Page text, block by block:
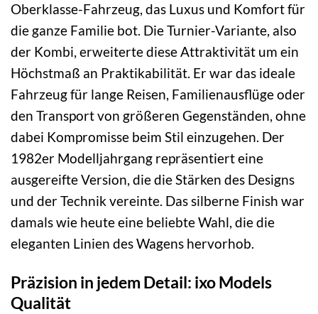
Oberklasse-Fahrzeug, das Luxus und Komfort für
die ganze Familie bot. Die Turnier-Variante, also
der Kombi, erweiterte diese Attraktivität um ein
Höchstmaß an Praktikabilität. Er war das ideale
Fahrzeug für lange Reisen, Familienausflüge oder
den Transport von größeren Gegenständen, ohne
dabei Kompromisse beim Stil einzugehen. Der
1982er Modelljahrgang repräsentiert eine
ausgereifte Version, die die Stärken des Designs
und der Technik vereinte. Das silberne Finish war
damals wie heute eine beliebte Wahl, die die
eleganten Linien des Wagens hervorhob.
Präzision in jedem Detail: ixo Models
Qualität